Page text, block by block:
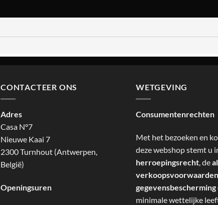
CONTACTEER ONS
Adres
Casa N°7
Nieuwe Kaai 7
2300 Turnhout (Antwerpen,
België)
Openingsuren
WETGEVING
Consumentenrechten
Met het bezoeken en
deze webshop stemt u
herroepingsrecht, de
gegevensbescherming
minimale wettelijke